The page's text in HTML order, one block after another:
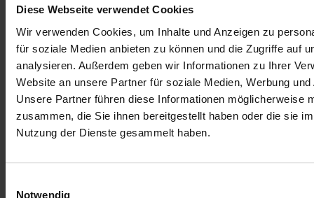
Diese Webseite verwendet Cookies
Wir verwenden Cookies, um Inhalte und Anzeigen zu
für soziale Medien anbieten zu können und die Zugriffe auf
analysieren. Außerdem geben wir Informationen zu Ihrer
Website an unsere Partner für soziale Medien, Werbung
Unsere Partner führen diese Informationen möglicherweise
zusammen, die Sie ihnen bereitgestellt haben oder die sie
Nutzung der Dienste gesammelt haben.
Notwendig